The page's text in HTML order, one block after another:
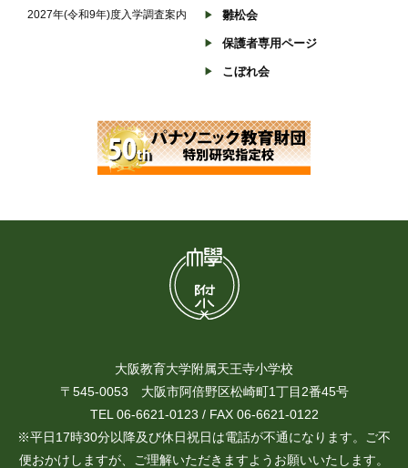
2027年(令和9年)度入学調査案内
雛松会
保護者専用ページ
こぼれ会
大阪教育大学附属天王寺小学校
〒545-0053 大阪市阿倍野区松崎町1丁目2番45号
TEL 06-6621-0123 / FAX 06-6621-0122
※平日17時30分以降及び休日祝日は電話が不通になります。ご不
便おかけしますが、ご理解いただきますようお願いいたします。